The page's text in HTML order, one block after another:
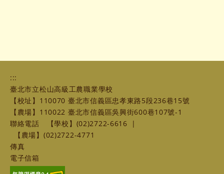
:::
臺北市立松山高級工農職業學校
【校址】110070 臺北市信義區忠孝東路5段236巷15號
【農場】110022 臺北市信義區吳興街600巷107號-1
聯絡電話
【學校】(02)2722-6616
|
【農場】(02)2722-4771
傳真
電子信箱